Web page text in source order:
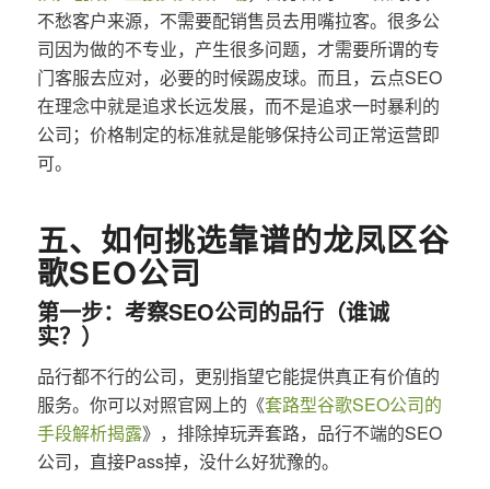
不愁客户来源，不需要配销售员去用嘴拉客。很多公
司因为做的不专业，产生很多问题，才需要所谓的专
门客服去应对，必要的时候踢皮球。而且，云点SEO
在理念中就是追求长远发展，而不是追求一时暴利的
公司；价格制定的标准就是能够保持公司正常运营即
可。
五、如何挑选靠谱的龙凤区谷
歌SEO公司
第一步：考察SEO公司的品行（谁诚
实？）
品行都不行的公司，更别指望它能提供真正有价值的
服务。你可以对照官网上的《套路型谷歌SEO公司的
手段解析揭露》，排除掉玩弄套路，品行不端的SEO
公司，直接Pass掉，没什么好犹豫的。